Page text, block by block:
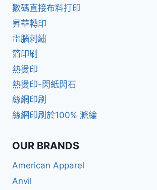
數碼直接布料打印
昇華轉印
電腦刺繡
箔印刷
熱燙印
熱燙印-閃紙閃石
絲網印刷
絲網印刷於100% 滌綸
OUR BRANDS
American Apparel
Anvil